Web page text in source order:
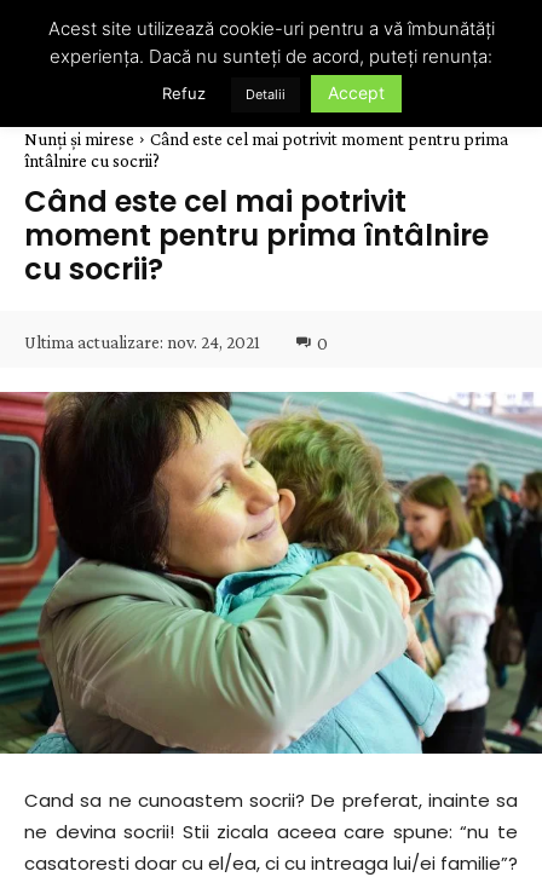
Nunți și mirese
Când este cel mai potrivit moment pentru prima
întâlnire cu socrii?
Când este cel mai potrivit
moment pentru prima întâlnire
cu socrii?
Ultima actualizare: nov. 24, 2021 0
Cand sa ne cunoastem socrii? De preferat, inainte sa
ne devina socrii! Stii zicala aceea care spune: “nu te
casatoresti doar cu el/ea, ci cu intreaga lui/ei familie”?
Acest site utilizează cookie-uri pentru a vă îmbunătăți
experiența. Dacă nu sunteți de acord, puteți renunța:
Refuz Detalii Accept